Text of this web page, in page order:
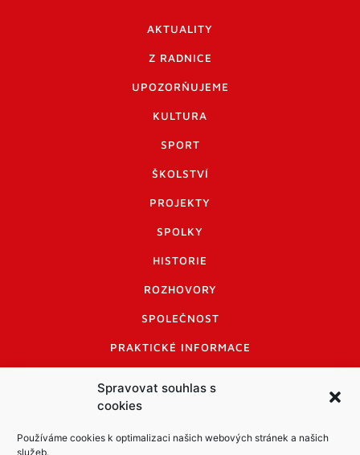
Spravovat souhlas s
cookies
Používáme cookies k optimalizaci našich webových stránek a našich
služeb.
AKTUALITY
Z RADNICE
UPOZORŇUJEME
KULTURA
SPORT
ŠKOLSTVÍ
PROJEKTY
SPOLKY
HISTORIE
ROZHOVORY
SPOLEČNOST
PRAKTICKÉ INFORMACE
INFORMACE A KODEX DISKUTUJÍCÍCH
LOGO A LOGO MANUÁL